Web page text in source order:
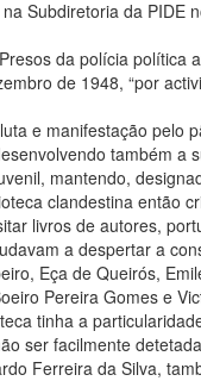
Subdiretoria da PIDE
da polícia política
de 1948, “por
e manifestação pelo
também a
mantendo,
clandestina então
livros de autores,
a despertar a
Eça de Queirós,
Pereira Gomes e
tinha a
ser facilmente
Ferreira da Silva,